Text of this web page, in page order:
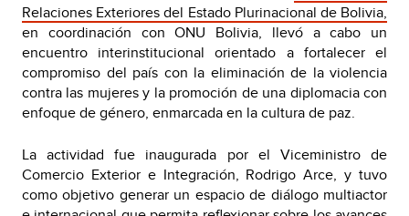
Relaciones Exteriores del Estado Plurinacional de Bolivia,
en coordinación con ONU Bolivia, llevó a cabo un
encuentro interinstitucional orientado a fortalecer el
compromiso del país con la eliminación de la violencia
contra las mujeres y la promoción de una diplomacia con
enfoque de género, enmarcada en la cultura de paz.
La actividad fue inaugurada por el Viceministro de
Comercio Exterior e Integración, Rodrigo Arce, y tuvo
como objetivo generar un espacio de diálogo multiactor